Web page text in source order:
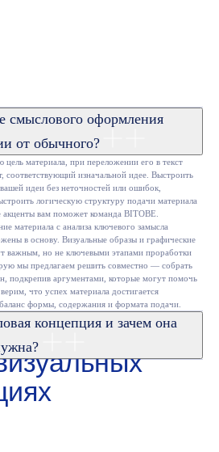
смыслового оформления
от обычного?
материала, при переложении его в текст
соответствующий изначальной идее. Выстроить
идеи без неточностей или ошибок,
логическую структуру подачи материала
вам поможет команда BITOBE.
материала с анализа ключевого замысла
в основу. Визуальные образы и графические
важным, но не ключевыми этапами проработки
мы предлагаем решить совместно — собрать
подкрепив аргументами, которые могут помочь
что успех материала достигается
формы, содержания и формата подачи.
концепция и зачем она